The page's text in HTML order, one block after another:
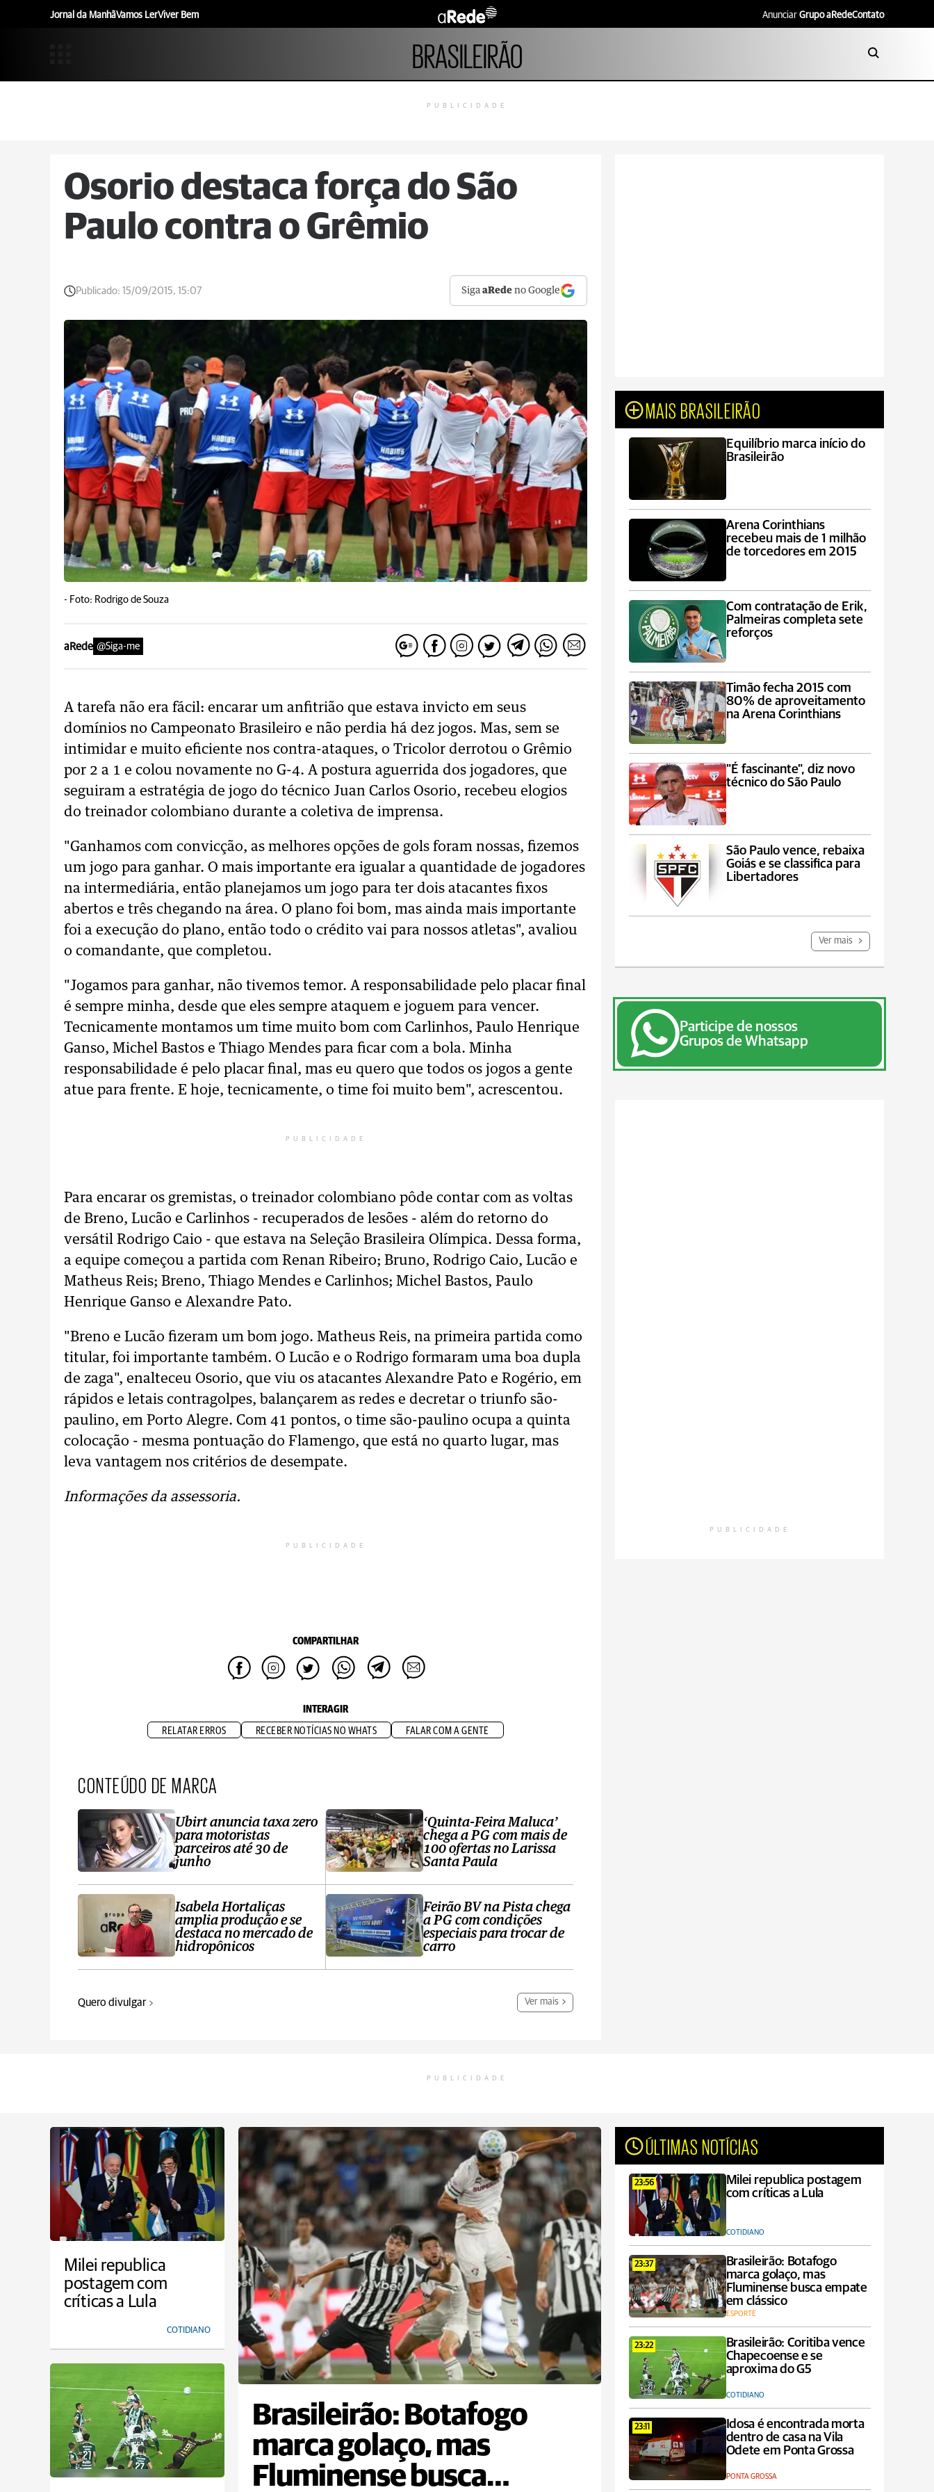
Jornal da ManhãVamos LerViver Bem Anunciar Grupo aRedeContato
BRASILEIRÃO
PUBLICIDADE
Osorio destaca força do São
Paulo contra o Grêmio
Publicado: 15/09/2015, 15:07 SigaaRede no Google
- Foto: Rodrigo de Souza
aRede @Siga-me
A tarefa não era fácil: encarar um anfitrião que estava invicto em seus
domínios no Campeonato Brasileiro e não perdia há dez jogos. Mas, sem se
intimidar e muito eficiente nos contra-ataques, o Tricolor derrotou o Grêmio
por 2 a 1 e colou novamente no G-4. A postura aguerrida dos jogadores, que
seguiram a estratégia de jogo do técnico Juan Carlos Osorio, recebeu elogios
do treinador colombiano durante a coletiva de imprensa.
"Ganhamos com convicção, as melhores opções de gols foram nossas, fizemos
um jogo para ganhar. O mais importante era igualar a quantidade de jogadores
na intermediária, então planejamos um jogo para ter dois atacantes fixos
abertos e três chegando na área. O plano foi bom, mas ainda mais importante
foi a execução do plano, então todo o crédito vai para nossos atletas", avaliou
o comandante, que completou.
"Jogamos para ganhar, não tivemos temor. A responsabilidade pelo placar final
é sempre minha, desde que eles sempre ataquem e joguem para vencer.
Tecnicamente montamos um time muito bom com Carlinhos, Paulo Henrique
Ganso, Michel Bastos e Thiago Mendes para ficar com a bola. Minha
responsabilidade é pelo placar final, mas eu quero que todos os jogos a gente
atue para frente. E hoje, tecnicamente, o time foi muito bem", acrescentou.
PUBLICIDADE
Para encarar os gremistas, o treinador colombiano pôde contar com as voltas
de Breno, Lucão e Carlinhos - recuperados de lesões - além do retorno do
versátil Rodrigo Caio - que estava na Seleção Brasileira Olímpica. Dessa forma,
a equipe começou a partida com Renan Ribeiro; Bruno, Rodrigo Caio, Lucão e
Matheus Reis; Breno, Thiago Mendes e Carlinhos; Michel Bastos, Paulo
Henrique Ganso e Alexandre Pato.
"Breno e Lucão fizeram um bom jogo. Matheus Reis, na primeira partida como
titular, foi importante também. O Lucão e o Rodrigo formaram uma boa dupla
de zaga", enalteceu Osorio, que viu os atacantes Alexandre Pato e Rogério, em
rápidos e letais contragolpes, balançarem as redes e decretar o triunfo são-
paulino, em Porto Alegre. Com 41 pontos, o time são-paulino ocupa a quinta
colocação - mesma pontuação do Flamengo, que está no quarto lugar, mas
leva vantagem nos critérios de desempate.
Informações da assessoria.
PUBLICIDADE
COMPARTILHAR
INTERAGIR
RELATAR ERROS RECEBER NOTÍCIAS NO WHATS FALAR COM A GENTE
CONTEÚDO DE MARCA
Ubirt anuncia taxa zero
para motoristas
parceiros até 30 de
junho
Isabela Hortaliças
amplia produção e se
destaca no mercado de
hidropônicos
‘Quinta-Feira Maluca’
chega a PG com mais de
100 ofertas no Larissa
Santa Paula
Feirão BV na Pista chega
a PG com condições
especiais para trocar de
carro
Quero divulgar Ver mais
MAIS BRASILEIRÃO
Equilíbrio marca início do
Brasileirão
Arena Corinthians
recebeu mais de 1 milhão
de torcedores em 2015
Com contratação de Erik,
Palmeiras completa sete
reforços
Timão fecha 2015 com
80% de aproveitamento
na Arena Corinthians
"É fascinante", diz novo
técnico do São Paulo
São Paulo vence, rebaixa
Goiás e se classifica para
Libertadores
Ver mais
Participe de nossos
Grupos de Whatsapp
PUBLICIDADE
PUBLICIDADE
Milei republica
postagem com
críticas a Lula
COTIDIANO
Brasileirão: Botafogo
marca golaço, mas
Fluminense busca
ÚLTIMAS NOTÍCIAS
23:56
Milei republica postagem
com críticas a Lula
COTIDIANO
23:37
Brasileirão: Botafogo
marca golaço, mas
Fluminense busca empate
em clássico
ESPORTE
23:22
Brasileirão: Coritiba vence
Chapecoense e se
aproxima do G5
COTIDIANO
23:11
Idosa é encontrada morta
dentro de casa na Vila
Odete em Ponta Grossa
PONTA GROSSA